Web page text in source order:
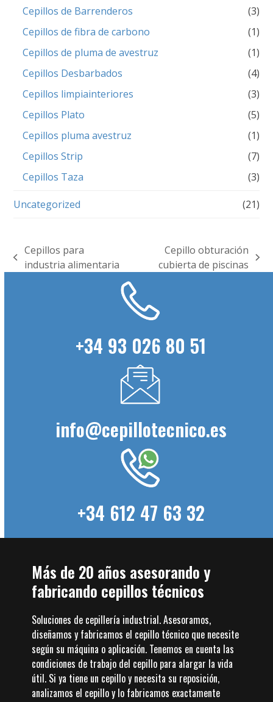
Cepillos de Barrenderos
(3)
Cepillos de fibra de carbono
(1)
Cepillos de pluma de avestruz
(1)
Cepillos Desbarbados
(4)
Cepillos limpiainteriores
(3)
Cepillos Plato
(5)
Cepillos pluma avestruz
(1)
Cepillos Strip
(7)
Cepillos Taza
(3)
Uncategorized (21)
previous
Cepillos para
industria alimentaria
Cepillo obturación
cubierta de piscinas
+34 93 026 80 51
info@cepillotecnico.es
+34 612 47 63 32
Más de 20 años asesorando y
fabricando cepillos técnicos
Soluciones de cepillería industrial. Asesoramos,
diseñamos y fabricamos el cepillo técnico que necesite
según su máquina o aplicación. Tenemos en cuenta las
condiciones de trabajo del cepillo para alargar la vida
útil. Si ya tiene un cepillo y necesita su reposición,
analizamos el cepillo y lo fabricamos exactamente